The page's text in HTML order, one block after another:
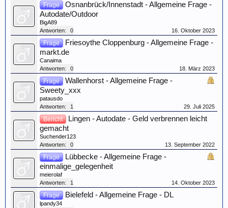
Frage
Osnanbrück/Innenstadt - Allgemeine Frage -
Autodate/Outdoor
BigA89
Antworten:
0 16. Oktober 2023
Frage
Friesoythe Cloppenburg - Allgemeine Frage -
markt.de
Canaima
Antworten:
0 18. März 2023
Frage
Wallenhorst - Allgemeine Frage -
Sweety_xxx
patausdo
Antworten:
1 29. Juli 2025
Bericht
Lingen - Autodate - Geld verbrennen leicht
gemacht
Suchender123
Antworten:
0 13. September 2022
Frage
Lübbecke - Allgemeine Frage -
einmalige_gelegenheit
meierolaf
Antworten:
1 14. Oktober 2023
Frage Bielefeld - Allgemeine Frage - DL
lpandy34